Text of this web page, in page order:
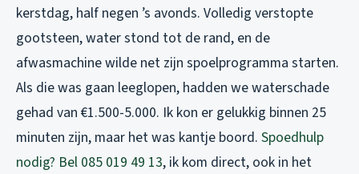
kerstdag, half negen ’s avonds. Volledig verstopte
gootsteen, water stond tot de rand, en de
afwasmachine wilde net zijn spoelprogramma starten.
Als die was gaan leeglopen, hadden we waterschade
gehad van €1.500-5.000. Ik kon er gelukkig binnen 25
minuten zijn, maar het was kantje boord. Spoedhulp
nodig? Bel 085 019 49 13, ik kom direct, ook in het